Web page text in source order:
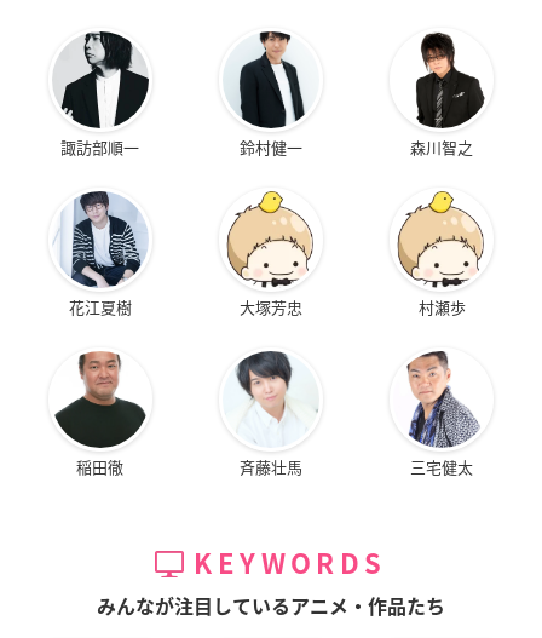
諏訪部順一 鈴村健一 森川智之
花江夏樹 大塚芳忠 村瀬歩
稲田徹 斉藤壮馬 三宅健太
KEYWORDS
みんなが注目しているアニメ・作品たち